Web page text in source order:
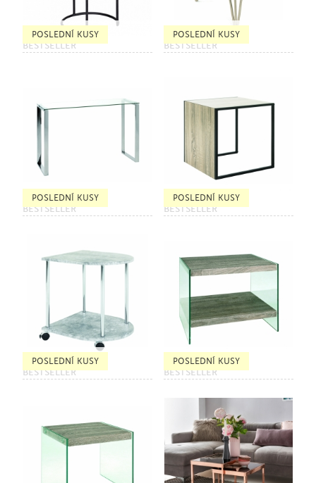
POSLEDNÍ KUSY
BESTSELLER
POSLEDNÍ KUSY
BESTSELLER
POSLEDNÍ KUSY
BESTSELLER
POSLEDNÍ KUSY
BESTSELLER
POSLEDNÍ KUSY
BESTSELLER
POSLEDNÍ KUSY
BESTSELLER